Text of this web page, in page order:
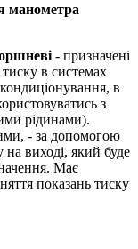
манометра
- призначені
тиску в системах
в
з
рідинами).
- за допомогою
виході, який буде
Має
показань тиску